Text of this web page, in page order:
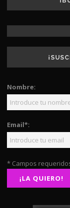
Nombre:
Email*:
* Campos